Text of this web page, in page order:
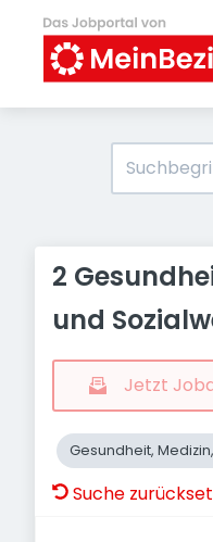
2
und
Jetzt
Gesundheit,
Suche